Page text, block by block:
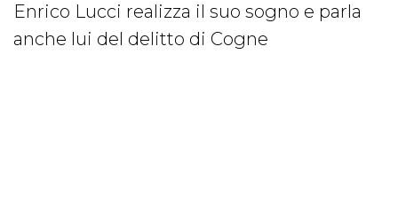
Enrico Lucci realizza il suo sogno e parla
anche lui del delitto di Cogne